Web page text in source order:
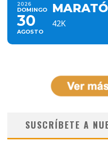
2026
DOMINGO
30
AGOSTO
42K
SUSCRÍBETE A